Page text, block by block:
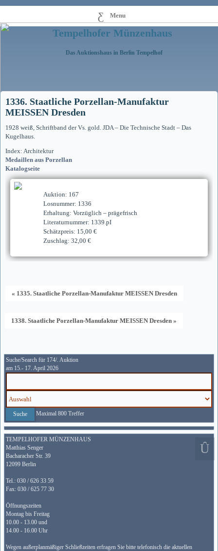
Menu
Tempelhofer Münzenhaus
Das Auktionshaus in Berlin Tempelhof
1336. Staatliche Porzellan-Manufaktur
MEISSEN Dresden
1928 weiß, Schriftband der Vs. gold. JDA – Die Technische Stadt – Das
Kugelhaus.
Index: Architektur
Medaillen aus Porzellan
Katalogseite
Auktion: 167
Losnummer: 1336
Erhaltung: Vorzüglich – prägefrisch
Literaturnummer: 1339.pI
Schätzpreis: 15,00 €
Zuschlag: 32,00 €
« 1335. Staatliche Porzellan-Manufaktur MEISSEN Dresden
1338. Staatliche Porzellan-Manufaktur MEISSEN Dresden »
Suche/Search für 174/. Auktion
am 15.- 17. April 2026
Maximal 800 Treffer
TEMPELHOFER MÜNZENHAUS
Matthias Senger
Bacharacher Str. 39
12099 Berlin
Tel.: 030 / 626 33 59
Fax: 030 / 625 77 30
Öffnungszeiten
Montag bis Freitag
10.00 - 13.00 und
14.00 - 16.00 Uhr
Wegen außerplanmäßiger Schließzeiten erfragen Sie bitte telefonisch die aktuellen